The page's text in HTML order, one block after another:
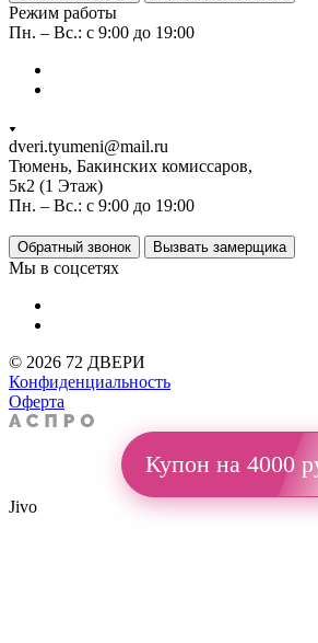
Режим работы
Пн. – Вс.: с 9:00 до 19:00
dveri.tyumeni@mail.ru
Тюмень, Бакинских комиссаров,
5к2 (1 Этаж)
Пн. – Вс.: с 9:00 до 19:00
Обратный звонок Вызвать замерщика
Мы в соцсетях
© 2026 72 ДВЕРИ
Конфиденциальность
Оферта
Купон на 4000
Jivo